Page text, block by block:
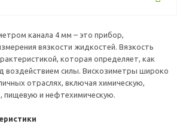
канала 4 мм – это прибор,
вязкости жидкостей. Вязкость
которая определяет, как
воздействием силы. Вискозиметры широко
отраслях, включая химическую,
пищевую и нефтехимическую.